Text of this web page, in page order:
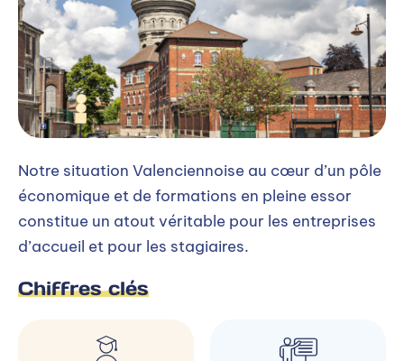
Notre situation Valenciennoise au cœur d’un pôle
économique et de formations en pleine essor
constitue un atout véritable pour les entreprises
d’accueil et pour les stagiaires.
Chiffres clés